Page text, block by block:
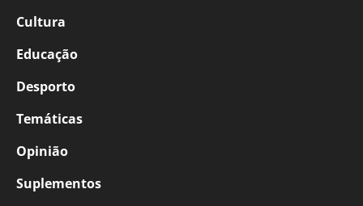
Cultura
Educação
Desporto
Temáticas
Opinião
Suplementos